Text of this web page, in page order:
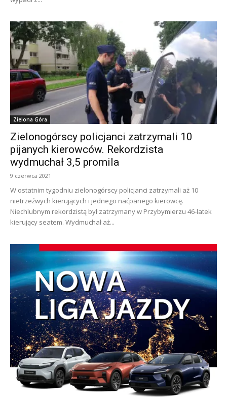
Zielona Góra
Zielonogórscy policjanci zatrzymali 10
pijanych kierowców. Rekordzista
wydmuchał 3,5 promila
9 czerwca 2021
W ostatnim tygodniu zielonogórscy policjanci zatrzymali aż 10
nietrzeźwych kierujących i jednego naćpanego kierowcę.
Niechlubnym rekordzistą był zatrzymany w Przybymierzu 46-latek
kierujący seatem. Wydmuchał aż...